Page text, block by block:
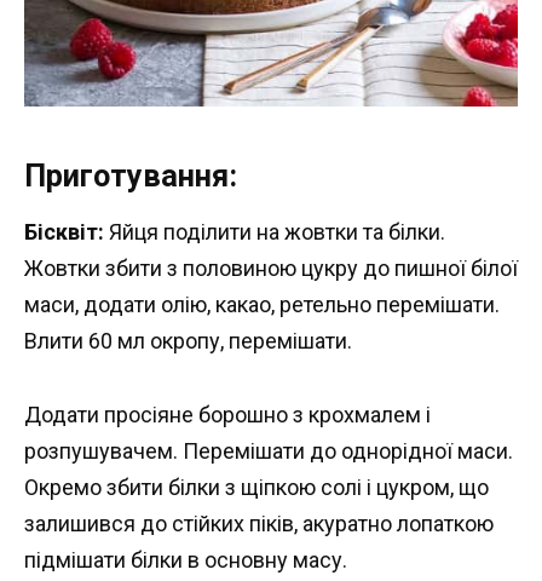
Приготування:
Бісквіт: Яйця поділити на жовтки та білки.
Жовтки збити з половиною цукру до пишної білої
маси, додати олію, какао, ретельно перемішати.
Влити 60 мл окропу, перемішати.
Додати просіяне борошно з крохмалем і
розпушувачем. Перемішати до однорідної маси.
Окремо збити білки з щіпкою солі і цукром, що
залишився до стійких піків, акуратно лопаткою
підмішати білки в основну масу.